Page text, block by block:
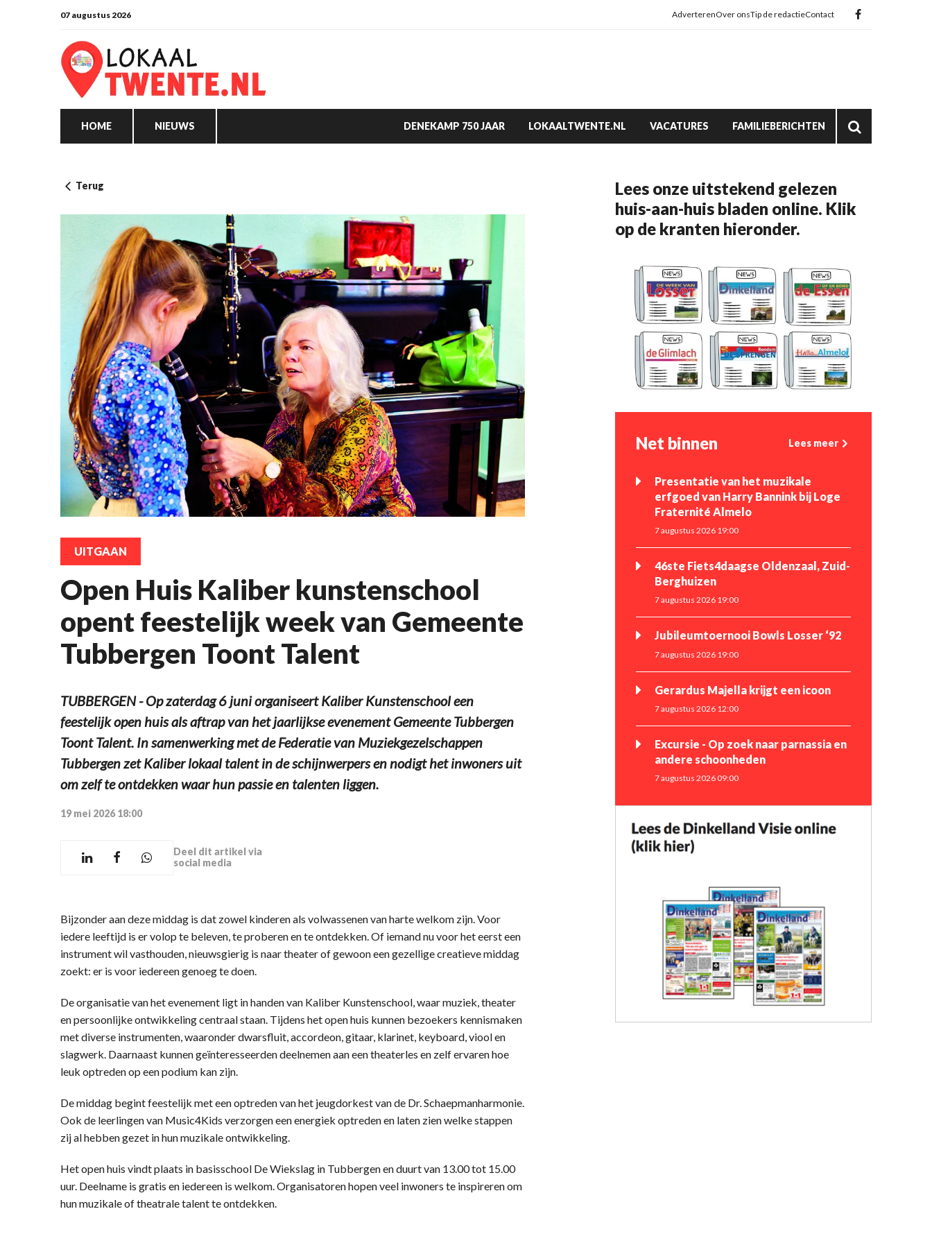
07 augustus 2026 AdverterenOver onsTip de redactieContact
HOME NIEUWS DENEKAMP 750 JAAR LOKAALTWENTE.NL VACATURES FAMILIEBERICHTEN
Terug
UITGAAN
Open Huis Kaliber kunstenschool
opent feestelijk week van Gemeente
Tubbergen Toont Talent
TUBBERGEN - Op zaterdag 6 juni organiseert Kaliber Kunstenschool een
feestelijk open huis als aftrap van het jaarlijkse evenement Gemeente Tubbergen
Toont Talent. In samenwerking met de Federatie van Muziekgezelschappen
Tubbergen zet Kaliber lokaal talent in de schijnwerpers en nodigt het inwoners uit
om zelf te ontdekken waar hun passie en talenten liggen.
19 mei 2026 18:00
Deel dit artikel via
social media
Bijzonder aan deze middag is dat zowel kinderen als volwassenen van harte welkom zijn. Voor
iedere leeftijd is er volop te beleven, te proberen en te ontdekken. Of iemand nu voor het eerst een
instrument wil vasthouden, nieuwsgierig is naar theater of gewoon een gezellige creatieve middag
zoekt: er is voor iedereen genoeg te doen.
De organisatie van het evenement ligt in handen van Kaliber Kunstenschool, waar muziek, theater
en persoonlijke ontwikkeling centraal staan. Tijdens het open huis kunnen bezoekers kennismaken
met diverse instrumenten, waaronder dwarsfluit, accordeon, gitaar, klarinet, keyboard, viool en
slagwerk. Daarnaast kunnen geïnteresseerden deelnemen aan een theaterles en zelf ervaren hoe
leuk optreden op een podium kan zijn.
De middag begint feestelijk met een optreden van het jeugdorkest van de Dr. Schaepmanharmonie.
Ook de leerlingen van Music4Kids verzorgen een energiek optreden en laten zien welke stappen
zij al hebben gezet in hun muzikale ontwikkeling.
Het open huis vindt plaats in basisschool De Wiekslag in Tubbergen en duurt van 13.00 tot 15.00
uur. Deelname is gratis en iedereen is welkom. Organisatoren hopen veel inwoners te inspireren om
hun muzikale of theatrale talent te ontdekken.
Lees onze uitstekend gelezen
huis-aan-huis bladen online. Klik
op de kranten hieronder.
Net binnen Lees meer
Presentatie van het muzikale
erfgoed van Harry Bannink bij Loge
Fraternité Almelo
7 augustus 2026 19:00
46ste Fiets4daagse Oldenzaal, Zuid-
Berghuizen
7 augustus 2026 19:00
Jubileumtoernooi Bowls Losser ‘92
7 augustus 2026 19:00
Gerardus Majella krijgt een icoon
7 augustus 2026 12:00
Excursie - Op zoek naar parnassia en
andere schoonheden
7 augustus 2026 09:00